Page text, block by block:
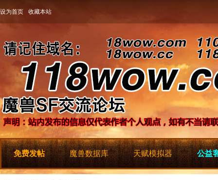
设为首页 收藏本站
免费发帖 魔兽数据库 天赋模拟器 公益